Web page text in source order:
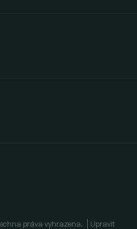
práva vyhrazena.
Upravit